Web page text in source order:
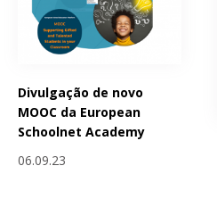
Divulgação de novo
MOOC da European
Schoolnet Academy
06.09.23